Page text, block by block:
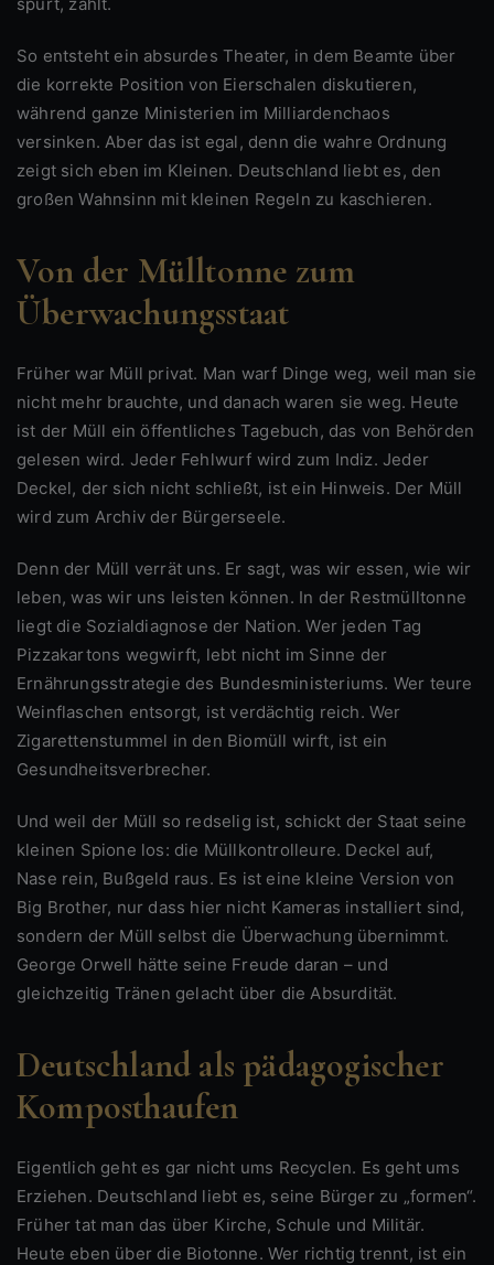
So entsteht ein absurdes Theater, in dem Beamte über
die korrekte Position von Eierschalen diskutieren,
während ganze Ministerien im Milliardenchaos
versinken. Aber das ist egal, denn die wahre Ordnung
zeigt sich eben im Kleinen. Deutschland liebt es, den
großen Wahnsinn mit kleinen Regeln zu kaschieren.
Von der Mülltonne zum
Überwachungsstaat
Früher war Müll privat. Man warf Dinge weg, weil man sie
nicht mehr brauchte, und danach waren sie weg. Heute
ist der Müll ein öffentliches Tagebuch, das von Behörden
gelesen wird. Jeder Fehlwurf wird zum Indiz. Jeder
Deckel, der sich nicht schließt, ist ein Hinweis. Der Müll
wird zum Archiv der Bürgerseele.
Denn der Müll verrät uns. Er sagt, was wir essen, wie wir
leben, was wir uns leisten können. In der Restmülltonne
liegt die Sozialdiagnose der Nation. Wer jeden Tag
Pizzakartons wegwirft, lebt nicht im Sinne der
Ernährungsstrategie des Bundesministeriums. Wer teure
Weinflaschen entsorgt, ist verdächtig reich. Wer
Zigarettenstummel in den Biomüll wirft, ist ein
Gesundheitsverbrecher.
Und weil der Müll so redselig ist, schickt der Staat seine
kleinen Spione los: die Müllkontrolleure. Deckel auf,
Nase rein, Bußgeld raus. Es ist eine kleine Version von
Big Brother, nur dass hier nicht Kameras installiert sind,
sondern der Müll selbst die Überwachung übernimmt.
George Orwell hätte seine Freude daran – und
gleichzeitig Tränen gelacht über die Absurdität.
Deutschland als pädagogischer
Komposthaufen
Eigentlich geht es gar nicht ums Recyclen. Es geht ums
Erziehen. Deutschland liebt es, seine Bürger zu „formen“.
Früher tat man das über Kirche, Schule und Militär.
Heute eben über die Biotonne. Wer richtig trennt, ist ein